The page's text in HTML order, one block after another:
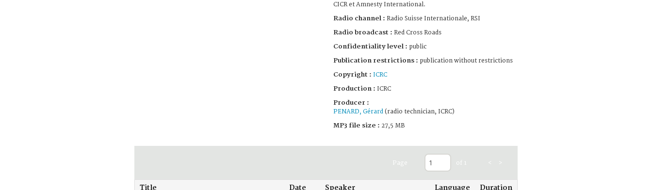
CICR et Amnesty International.
Radio channel : Radio Suisse Internationale, RSI
Radio broadcast : Red Cross Roads
Confidentiality level : public
Publication restrictions : publication without restrictions
Copyright : ICRC
Production : ICRC
Producer :
PENARD, Gérard (radio technician, ICRC)
MP3 file size : 27,5 MB
Page of 1 < >
Title Date Speaker Language Duration